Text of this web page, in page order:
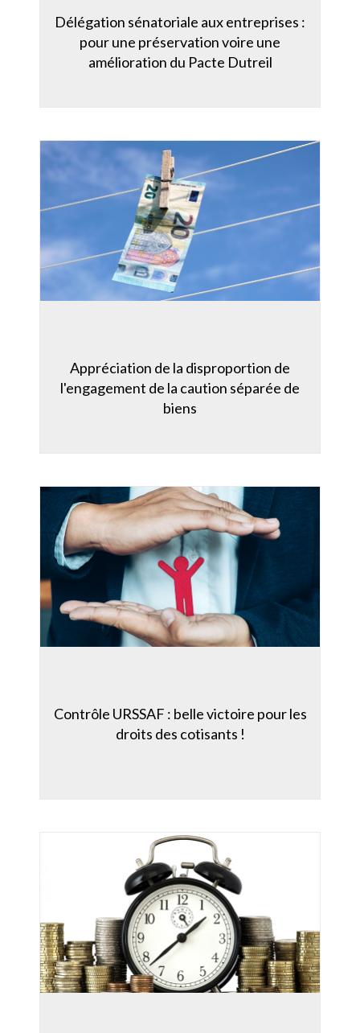
Délégation sénatoriale aux entreprises :
pour une préservation voire une
amélioration du Pacte Dutreil
Appréciation de la disproportion de
l'engagement de la caution séparée de
biens
Contrôle URSSAF : belle victoire pour les
droits des cotisants !